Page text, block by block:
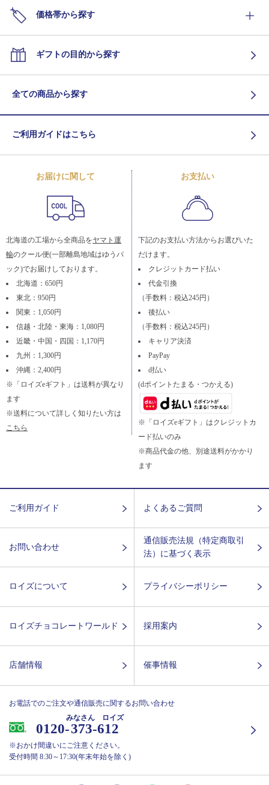
価格帯から探す
ギフトの目的から探す
全ての商品から探す
ご利用ガイドはこちら
お届けに関して
北海道の工場から全商品をヤマト運
輸のクール便(一部離島地域はゆうパ
ック)でお届けしております。
北海道：650円
東北：950円
関東：1,050円
信越・北陸・東海：1,080円
近畿・中国・四国：1,170円
九州：1,300円
沖縄：2,400円
※「ロイズeギフト」は送料が異なり
ます
※送料について詳しく知りたい方は
こちら
お支払い
下記のお支払い方法からお選びいた
だけます。
クレジットカード払い
代金引換
（手数料：税込245円）
後払い
（手数料：税込245円）
キャリア決済
PayPay
d払い
(dポイントたまる・つかえる)
※「ロイズeギフト」はクレジットカ
ード払いのみ
※商品代金の他、別途送料がかかり
ます
ご利用ガイド よくあるご質問
お問い合わせ
通信販売法規（特定商取引
法）に基づく表示
ロイズについて プライバシーポリシー
ロイズチョコレートワールド 採用案内
店舗情報 催事情報
お電話でのご注文や通信販売に関するお問い合わせ
0120-373-612
みなさん ロイズ
※おかけ間違いにご注意ください。
受付時間 8:30～17:30(年末年始を除く)